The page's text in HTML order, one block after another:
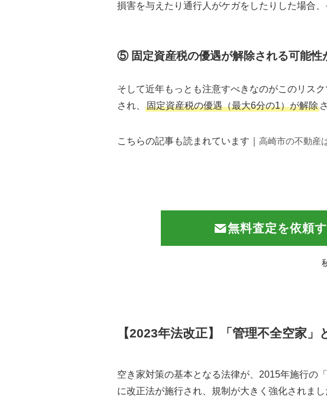
損害を与えたり通行人がケガをしたりした場合
⑤ 固定資産税の優遇が解除される可能性
そして近年もっとも注意すべきなのがこのリス
され、
固定資産税の優遇（最大6分の1）が解除
こちらの記事も読まれています｜ 高崎市の不動産
無料査定を依頼
【2023年法改正】「管理不全空家」
空き家対策の基本となる法律が、2015年施行の
に改正法が施行され、規制が大きく強化されまし